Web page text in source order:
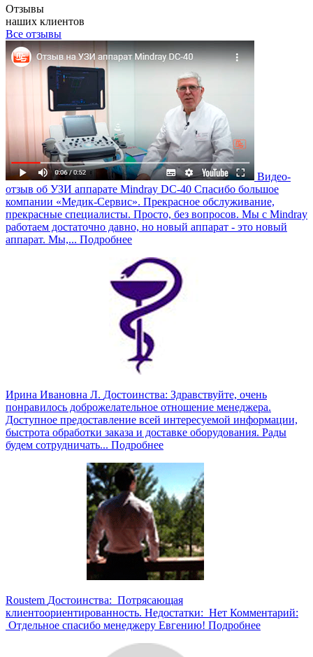
Отзывы
наших клиентов
Все отзывы
Видео-
отзыв об УЗИ аппарате Mindray DC-40 Спасибо большое
компании «Медик-Сервис». Прекрасное обслуживание,
прекрасные специалисты. Просто, без вопросов. Мы с Mindray
работаем достаточно давно, но новый аппарат - это новый
аппарат. Мы,... Подробнее
Ирина Ивановна Л. Достоинства: Здравствуйте, очень
понравилось доброжелательное отношение менеджера.
Доступное предоставление всей интересуемой информации,
быстрота обработки заказа и доставке оборудования. Рады
будем сотрудничать... Подробнее
Roustem Достоинства: Потрясающая
клиентоориентированность. Недостатки: Нет Комментарий:
Отдельное спасибо менеджеру Евгению! Подробнее